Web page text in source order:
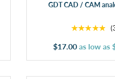
GDT CAD / CAM
★★★★★
$17.00 as low as